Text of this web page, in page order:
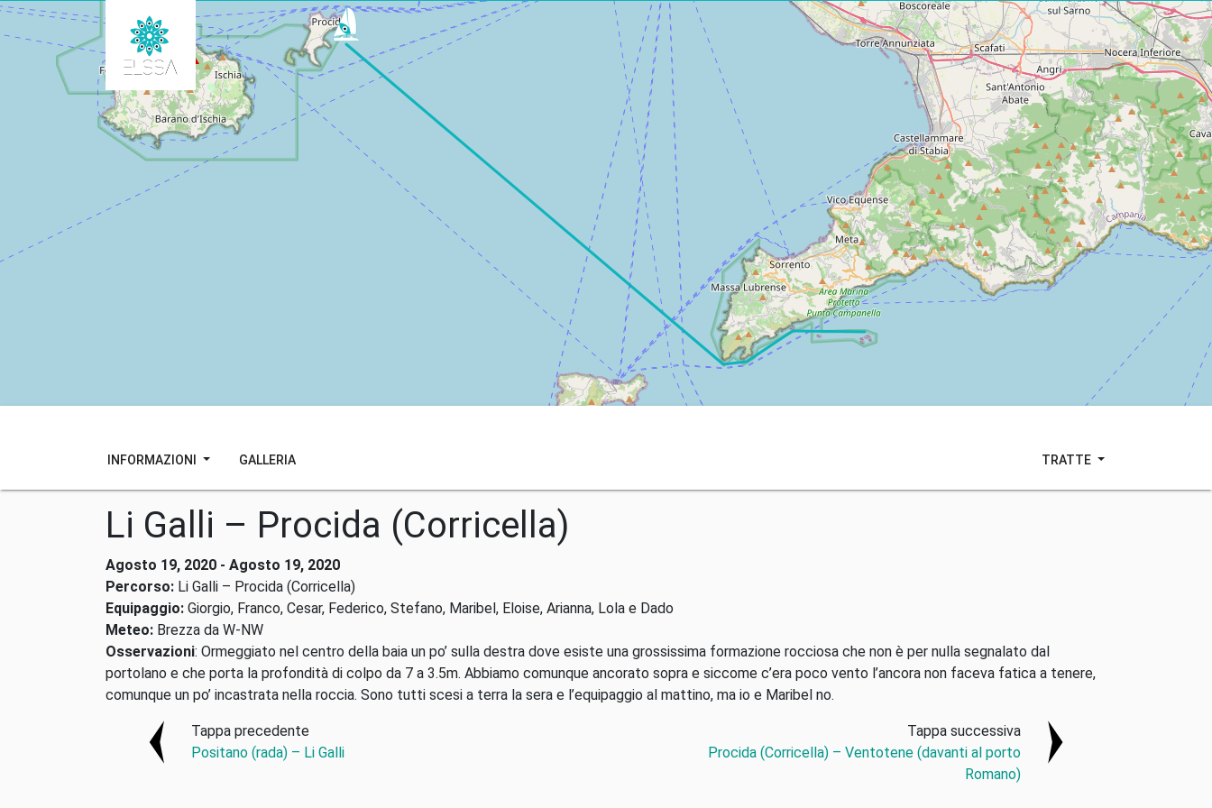
INFORMAZIONI GALLERIA TRATTE
Li Galli – Procida (Corricella)
Agosto 19, 2020 - Agosto 19, 2020
Percorso: Li Galli – Procida (Corricella)
Equipaggio: Giorgio, Franco, Cesar, Federico, Stefano, Maribel, Eloise, Arianna, Lola e Dado
Meteo: Brezza da W-NW
Osservazioni: Ormeggiato nel centro della baia un po’ sulla destra dove esiste una grossissima formazione rocciosa che non è per nulla segnalato dal
portolano e che porta la profondità di colpo da 7 a 3.5m. Abbiamo comunque ancorato sopra e siccome c’era poco vento l’ancora non faceva fatica a tenere,
comunque un po’ incastrata nella roccia. Sono tutti scesi a terra la sera e l’equipaggio al mattino, ma io e Maribel no.
Tappa precedente
Positano (rada) – Li Galli
Tappa successiva
Procida (Corricella) – Ventotene (davanti al porto
Romano)